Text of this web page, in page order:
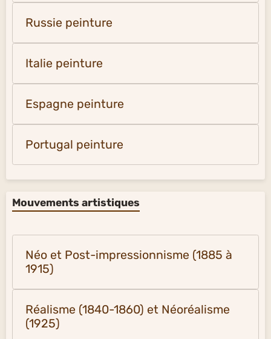
Russie peinture
Italie peinture
Espagne peinture
Portugal peinture
Mouvements artistiques
Néo et Post-impressionnisme (1885 à
1915)
Réalisme (1840-1860) et Néoréalisme
(1925)